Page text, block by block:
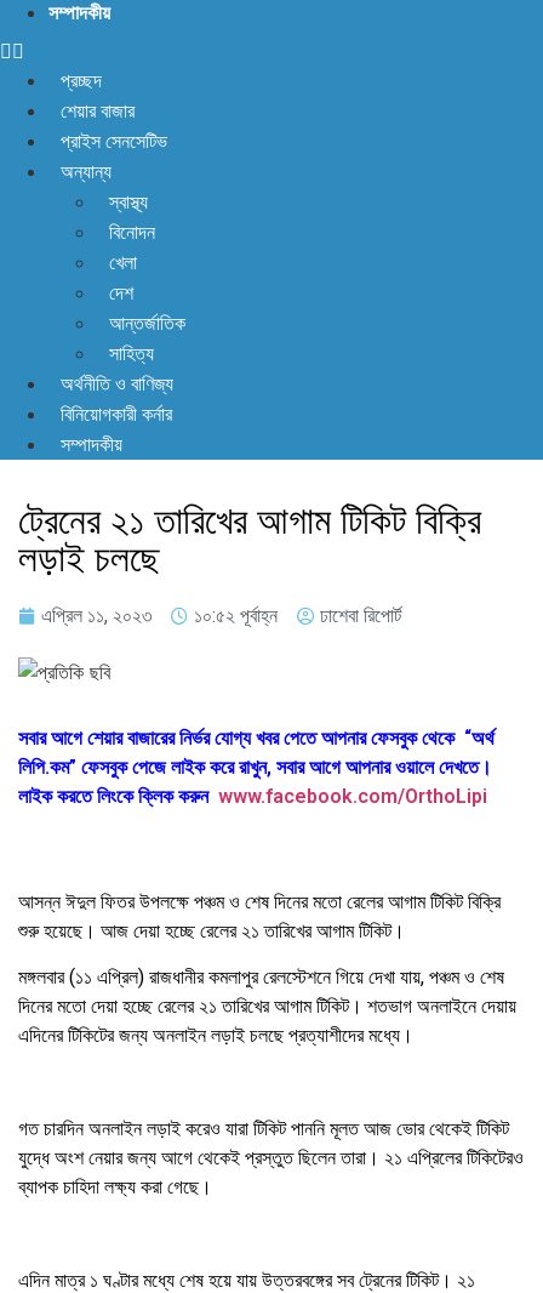
সম্পাদকীয়
প্রচ্ছদ
শেয়ার বাজার
প্রাইস সেনসেটিভ
অন্যান্য
স্বাস্থ্য
বিনোদন
খেলা
দেশ
আন্তর্জাতিক
সাহিত্য
অর্থনীতি ও বাণিজ্য
বিনিয়োগকারী কর্নার
সম্পাদকীয়
ট্রেনের ২১ তারিখের আগাম টিকিট বিক্রি
লড়াই চলছে
এপ্রিল ১১, ২০২৩ ১০:৫২ পূর্বাহ্ন ঢাশেবা রিপোর্ট
সবার আগে শেয়ার বাজারের নির্ভর যোগ্য খবর পেতে আপনার ফেসবুক থেকে “অর্থ
লিপি.কম” ফেসবুক পেজে লাইক করে রাখুন, সবার আগে আপনার ওয়ালে দেখতে।
লাইক করতে লিংকে ক্লিক করুন www.facebook.com/OrthoLipi
আসন্ন ঈদুল ফিতর উপলক্ষে পঞ্চম ও শেষ দিনের মতো রেলের আগাম টিকিট বিক্রি
শুরু হয়েছে। আজ দেয়া হচ্ছে রেলের ২১ তারিখের আগাম টিকিট।
মঙ্গলবার (১১ এপ্রিল) রাজধানীর কমলাপুর রেলস্টেশনে গিয়ে দেখা যায়, পঞ্চম ও শেষ
দিনের মতো দেয়া হচ্ছে রেলের ২১ তারিখের আগাম টিকিট। শতভাগ অনলাইনে দেয়ায়
এদিনের টিকিটের জন্য অনলাইন লড়াই চলছে প্রত্যাশীদের মধ্যে।
গত চারদিন অনলাইন লড়াই করেও যারা টিকিট পাননি মূলত আজ ভোর থেকেই টিকিট
যুদ্ধে অংশ নেয়ার জন্য আগে থেকেই প্রস্তুত ছিলেন তারা। ২১ এপ্রিলের টিকিটেরও
ব্যাপক চাহিদা লক্ষ্য করা গেছে।
এদিন মাত্র ১ ঘণ্টার মধ্যে শেষ হয়ে যায় উত্তরবঙ্গের সব ট্রেনের টিকিট। ২১